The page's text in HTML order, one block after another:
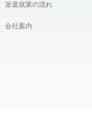
派遣就業の流れ
会社案内